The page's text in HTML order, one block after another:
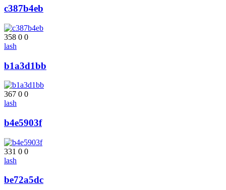
c387b4eb
358 0 0
lash
b1a3d1bb
367 0 0
lash
b4e5903f
331 0 0
lash
be72a5dc